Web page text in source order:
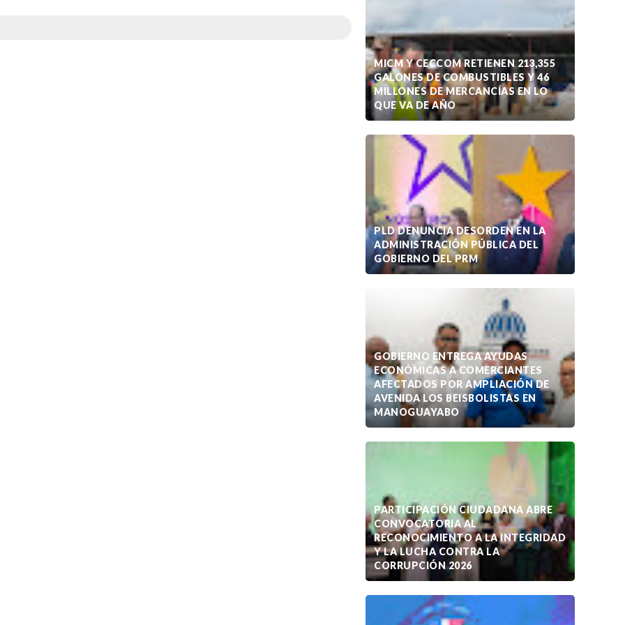
MICM Y CECCOM RETIENEN 213,355
GALONES DE COMBUSTIBLES Y 46
MILLONES DE MERCANCÍAS EN LO
QUE VA DE AÑO
PLD DENUNCIA DESORDEN EN LA
ADMINISTRACIÓN PÚBLICA DEL
GOBIERNO DEL PRM
GOBIERNO ENTREGA AYUDAS
ECONÓMICAS A COMERCIANTES
AFECTADOS POR AMPLIACIÓN DE
AVENIDA LOS BEISBOLISTAS EN
MANOGUAYABO
PARTICIPACIÓN CIUDADANA ABRE
CONVOCATORIA AL
RECONOCIMIENTO A LA INTEGRIDAD
Y LA LUCHA CONTRA LA
CORRUPCIÓN 2026